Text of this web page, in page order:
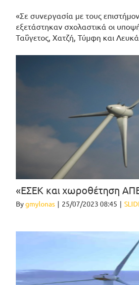
«Σε συνεργασία με τους
εξετάστηκαν σχολαστικά οι
Ταΰγετος, Χατζή, Τύμφη και Λευκά
«ΕΣΕΚ και χωροθέτηση
Bygmylonas | 25/07/2023 08:45 |